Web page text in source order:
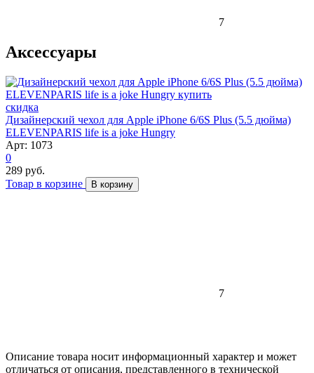
7
Аксессуары
скидка
Дизайнерский чехол для Apple iPhone 6/6S Plus (5.5 дюйма)
ELEVENPARIS life is a joke Hungry
Арт: 1073
0
289 руб.
Товар в корзине
В корзину
7
Описание товара носит информационный характер и может
отличаться от описания, представленного в технической